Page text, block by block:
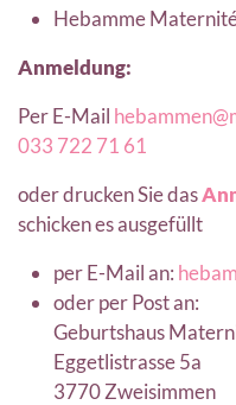
Hebamme
Anmeldung:
Per E-Mail
033 722 71 61
oder drucken Sie das
schicken es ausgefüllt
per E-Mail an:
oder per Post an:
Geburtshaus
Eggetlistrasse 5a
3770 Zweisimmen